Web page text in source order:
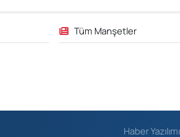
Tüm Manşetler
Haber